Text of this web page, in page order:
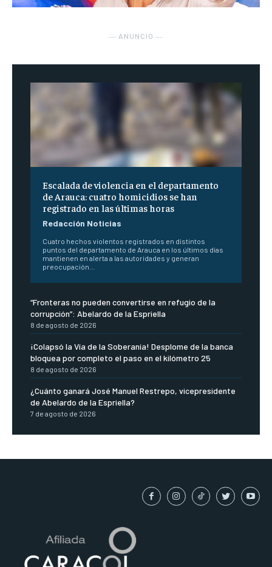
― ANUNCIO ―
Escalada de violencia en el departamento
de Arauca: cuatro homicidios se han
registrado en las últimas horas
Redacción Noticias
Cuatro hechos violentos registrados en distintos
puntos del departamento de Arauca en los últimos días
mantienen en alerta a las autoridades y generan
preocupación...
“Fronteras no pueden convertirse en refugio de la
corrupción”: Abelardo de la Espriella
8 de agosto de 2026
¡Colapsó la Vía de la Soberanía! Desplome de la banca
bloquea por completo el paso en el kilómetro 25
8 de agosto de 2026
¿Cuánto ganará José Manuel Restrepo, vicepresidente
de Abelardo de la Espriella?
7 de agosto de 2026